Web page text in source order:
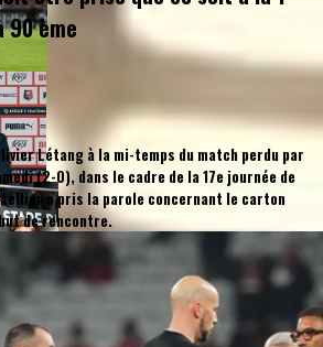
90 ème
Létang à la mi-temps du match perdu par
(2-0), dans le cadre de la 17e journée de
a pris la parole concernant le carton
de rencontre.